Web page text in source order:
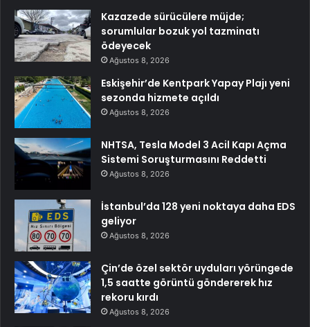
Kazazede sürücülere müjde;
sorumlular bozuk yol tazminatı
ödeyecek
Ağustos 8, 2026
Eskişehir’de Kentpark Yapay Plajı yeni
sezonda hizmete açıldı
Ağustos 8, 2026
NHTSA, Tesla Model 3 Acil Kapı Açma
Sistemi Soruşturmasını Reddetti
Ağustos 8, 2026
İstanbul’da 128 yeni noktaya daha EDS
geliyor
Ağustos 8, 2026
Çin’de özel sektör uyduları yörüngede
1,5 saatte görüntü göndererek hız
rekoru kırdı
Ağustos 8, 2026